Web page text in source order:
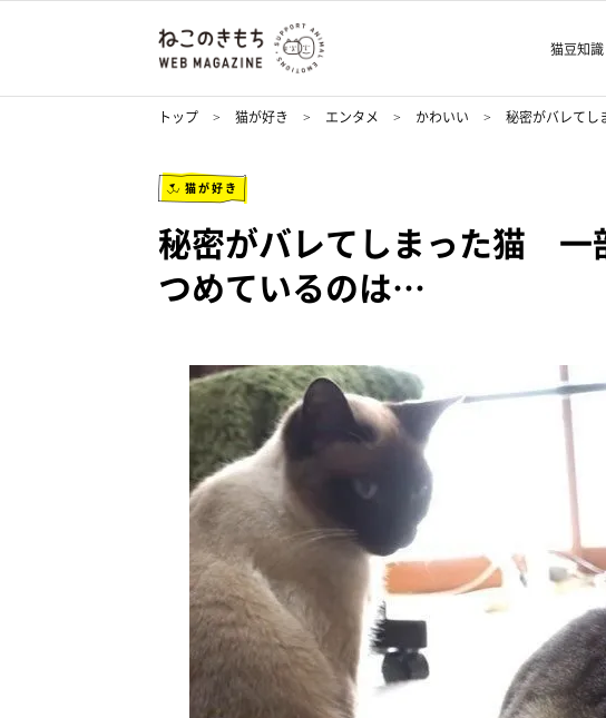
猫豆知識
トップ 猫が好き エンタメ かわいい 秘密がバレて
猫が好き
秘密がバレてしまった猫 一
つめているのは…